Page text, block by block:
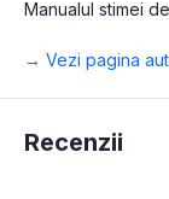
Manualul stimei
→ Vezi pagina
Recenzii